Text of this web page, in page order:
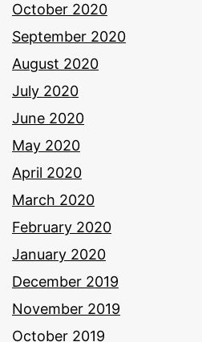
October 2020
September 2020
August 2020
July 2020
June 2020
May 2020
April 2020
March 2020
February 2020
January 2020
December 2019
November 2019
October 2019